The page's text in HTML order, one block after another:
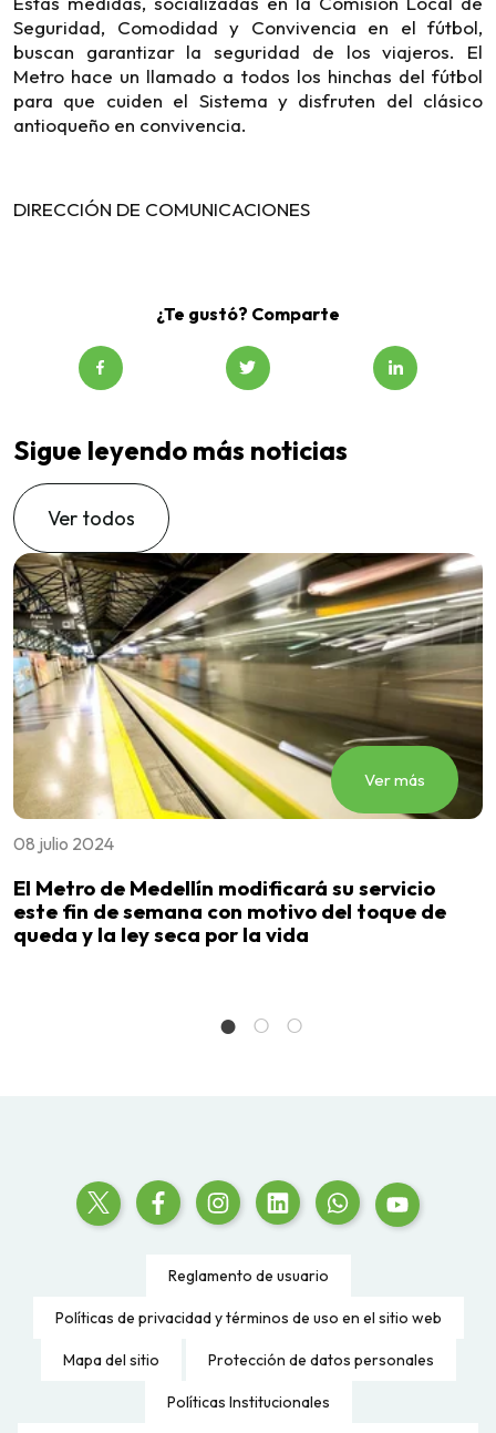
Seguridad, Comodidad y Convivencia en el fútbol,
buscan garantizar la seguridad de los viajeros. El
Metro hace un llamado a todos los hinchas del fútbol
para que cuiden el Sistema y disfruten del clásico
antioqueño en convivencia.
DIRECCIÓN DE COMUNICACIONES
¿Te gustó? Comparte
Sigue leyendo más noticias
Ver todos
Ver más
08 julio 2024
El Metro de Medellín modificará su servicio
este fin de semana con motivo del toque de
queda y la ley seca por la vida
Reglamento de usuario
Políticas de privacidad y términos de uso en el sitio web
Mapa del sitio Protección de datos personales
Políticas Institucionales